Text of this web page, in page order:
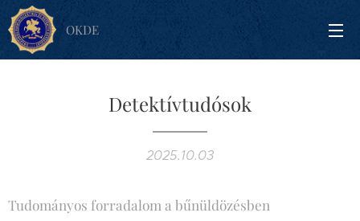
OKDE
Detektívtudósok
2025.10.03
Tudományos forradalom a bűnüldözésben